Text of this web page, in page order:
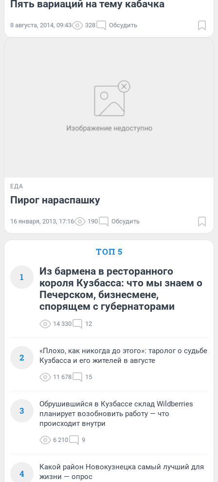
Пять вариаций на тему кабачка
8 августа, 2014, 09:43 328 Обсудить
ЕДА
Пирог нараспашку
16 января, 2013, 17:16 190 Обсудить
ТОП 5
1
Из бармена в ресторанного
короля Кузбасса: что мы знаем о
Печерском, бизнесмене,
спорящем с губернаторами
14 330 12
2
«Плохо, как никогда до этого»: таролог о судьбе
Кузбасса и его жителей в августе
11 678 15
3
Обрушившийся в Кузбассе склад Wildberries
планирует возобновить работу — что
происходит внутри
6 210 9
4
Какой район Новокузнецка самый лучший для
жизни — опрос